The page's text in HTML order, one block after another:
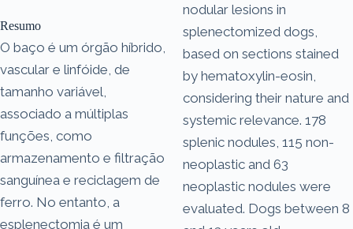
Resumo
O baço é um órgão híbrido,
vascular e linfóide, de
tamanho variável,
associado a múltiplas
funções, como
armazenamento e filtração
sanguínea e reciclagem de
ferro. No entanto, a
esplenectomia é um
nodular lesions in
splenectomized dogs,
based on sections stained
by hematoxylin-eosin,
considering their nature and
systemic relevance. 178
splenic nodules, 115 non-
neoplastic and 63
neoplastic nodules were
evaluated. Dogs between 8